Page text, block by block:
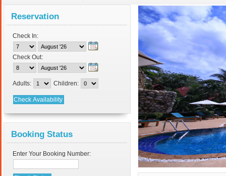
Reservation
Check In:
Check Out:
Adults: Children:
Booking Status
Enter Your Booking Number: